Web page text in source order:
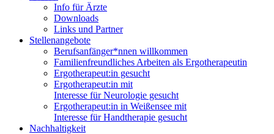
Info für Ärzte
Downloads
Links und Partner
Stellenangebote
Berufsanfänger*nnen willkommen
Familienfreundliches Arbeiten als Ergotherapeutin
Ergotherapeut:in gesucht
Ergotherapeut:in mit
Interesse für Neurologie gesucht
Ergotherapeut:in in Weißensee mit
Interesse für Handtherapie gesucht
Nachhaltigkeit